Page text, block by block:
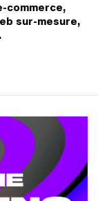
commerce,
sur-mesure,